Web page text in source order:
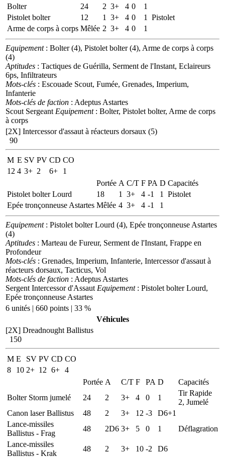
Bolter
24 2 3+ 4 0
1
Pistolet bolter
12 1 3+ 4 0 1
Pistolet
Arme de corps à corps Mêlée 2 3+ 4 0 1
Equipement: Bolter (4), Pistolet bolter (4), Arme de corps à corps
(4)
Aptitudes : Tactiques de Guérilla, Serment de l'Instant, Eclaireurs
6ps, Infiltrateurs
Mots-clés : Escouade Scout, Fumée, Grenades, Imperium,
Infanterie
Mots-clés de faction : Adeptus Astartes
Scout Sergeant Equipement: Bolter, Pistolet bolter, Arme de corps
à corps
[2X] Intercessor d'assaut à réacteurs dorsaux (5)
90
M E SV PV CD CO
12 4 3+ 2 6+
1
Portée A C/T F PA D Capacités
Pistolet bolter Lourd
18 1 3+ 4 -1 1
Pistolet
Epée tronçonneuse Astartes Mêlée 4 3+ 4 -1 1
Equipement: Pistolet bolter Lourd (4), Epée tronçonneuse Astartes
(4)
Aptitudes : Marteau de Fureur, Serment de l'Instant, Frappe en
Profondeur
Mots-clés : Grenades, Imperium, Infanterie, Intercessor d'assaut à
réacteurs dorsaux, Tacticus, Vol
Mots-clés de faction : Adeptus Astartes
Sergent Intercessor d'Assaut Equipement: Pistolet bolter Lourd,
Epée tronçonneuse Astartes
6 unités | 660 points | 33 %
Véhicules
[2X] Dreadnought Ballistus
150
M E SV PV CD CO
8
10 2+ 12 6+ 4
Portée A C/T F PA D
Capacités
Bolter Storm jumelé
24 2 3+ 4 0 1
Tir Rapide
2, Jumelé
Canon laser Ballistus
48 2 3+ 12 -3
D6+1
Lance-missiles
Ballistus - Frag
48 2D6 3+ 5 0 1
Déflagration
Lance-missiles
Ballistus - Krak
48 2 3+ 10 -2
D6